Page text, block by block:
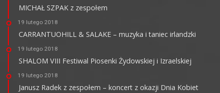
MICHAŁ SZPAK z zespołem
19 lutego 2018
CARRANTUOHILL & SALAKE – muzyka i taniec irlandzki
19 lutego 2018
SHALOM VIII Festiwal Piosenki Żydowskiej i Izraelskiej
19 lutego 2018
Janusz Radek z zespołem – koncert z okazji Dnia Kobiet